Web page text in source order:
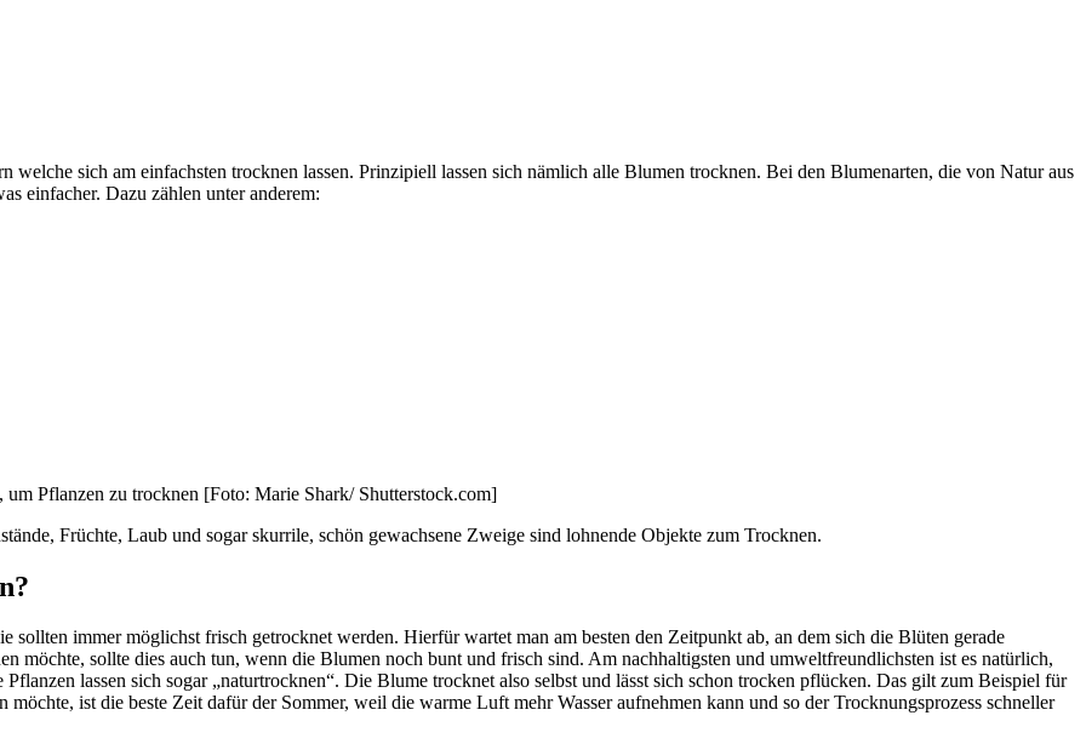
sich am einfachsten trocknen lassen. Prinzipiell lassen sich nämlich alle Blumen trocknen. Bei den Blumenarten, die von Natur aus
einfacher. Dazu zählen unter anderem:
Pflanzen zu trocknen [Foto: Marie Shark/ Shutterstock.com]
Früchte, Laub und sogar skurrile, schön gewachsene Zweige sind lohnende Objekte zum Trocknen.
immer möglichst frisch getrocknet werden. Hierfür wartet man am besten den Zeitpunkt ab, an dem sich die Blüten gerade
möchte, sollte dies auch tun, wenn die Blumen noch bunt und frisch sind. Am nachhaltigsten und umweltfreundlichsten ist es natürlich,
lassen sich sogar „naturtrocknen“. Die Blume trocknet also selbst und lässt sich schon trocken pflücken. Das gilt zum Beispiel für
ist die beste Zeit dafür der Sommer, weil die warme Luft mehr Wasser aufnehmen kann und so der Trocknungsprozess schneller